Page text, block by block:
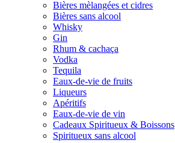
Bières mèlangées et cidres
Bières sans alcool
Whisky
Gin
Rhum & cachaça
Vodka
Tequila
Eaux-de-vie de fruits
Liqueurs
Apéritifs
Eaux-de-vie de vin
Cadeaux Spiritueux & Boissons
Spiritueux sans alcool